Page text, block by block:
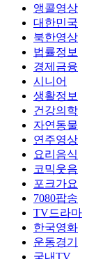
앵콜영상
대한민국
북한영상
법률정보
경제금융
시니어
생활정보
건강의학
자연동물
연주영상
요리음식
코믹웃음
포크가요
7080팝송
TV드라마
한국영화
운동경기
국내TV